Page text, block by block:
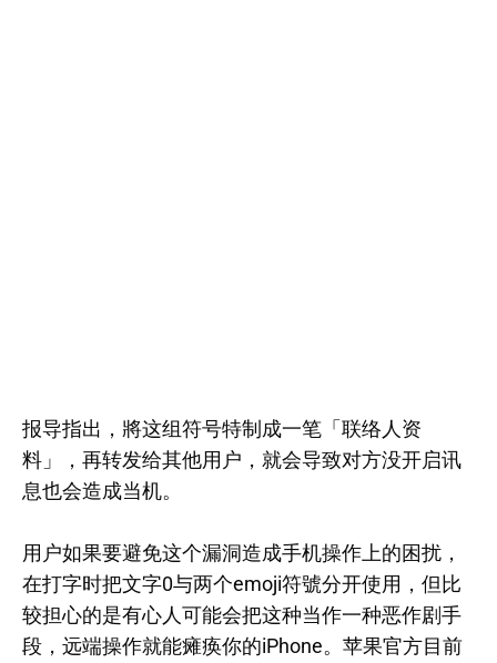
报导指出，將这组符号特制成一笔「联络人资
料」，再转发给其他用户，就会导致对方没开启讯
息也会造成当机。
用户如果要避免这个漏洞造成手机操作上的困扰，
在打字时把文字0与两个emoji符號分开使用，但比
较担心的是有心人可能会把这种当作一种恶作剧手
段，远端操作就能瘫痪你的iPhone。苹果官方目前